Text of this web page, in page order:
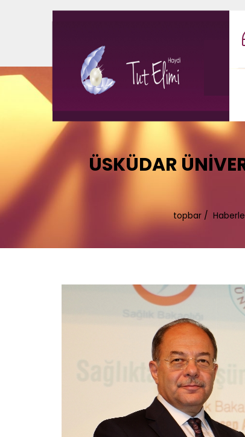
ÜSKÜDAR
topbar /